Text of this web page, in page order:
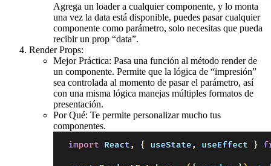
Agrega un loader a cualquier componente, y lo monta
una vez la data está disponible, puedes pasar cualquier
componente como parámetro, solo necesitas que pueda
recibir un prop “data”.
Render Props:
Mejor Práctica: Pasa una función al método render de
un componente. Permite que la lógica de “impresión”
sea controlada al momento de pasar el parámetro, así
con una misma lógica manejas múltiples formatos de
presentación.
Por Qué: Te permite personalizar mucho tus
componentes.